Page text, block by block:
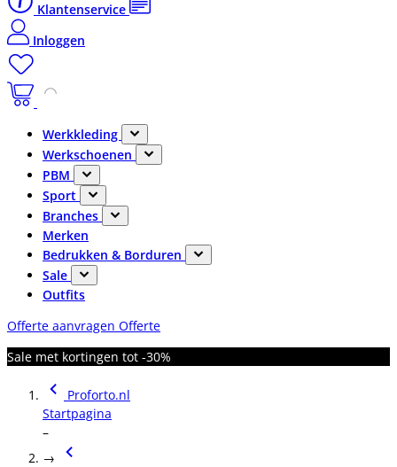
Klantenservice
Inloggen
Werkkleding
Werkschoenen
PBM
Sport
Branches
Merken
Bedrukken & Borduren
Sale
Outfits
Offerte aanvragen Offerte
Sale met kortingen tot -30%
Proforto.nl
Startpagina
–
→